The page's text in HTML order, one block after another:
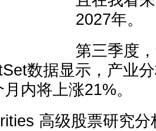
2027年。
第三季度
数据显示，产业
内将上涨21%。
高级股票研究